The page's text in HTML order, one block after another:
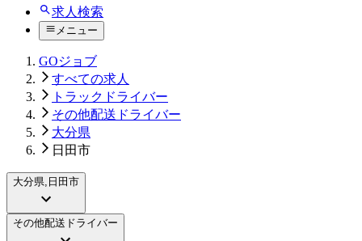
求人検索
メニュー
GOジョブ
すべての求人
トラックドライバー
その他配送ドライバー
大分県
日田市
大分県,日田市
その他配送ドライバー